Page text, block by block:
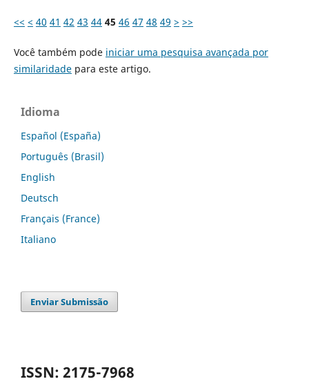
<< < 40 41 42 43 44 45 46 47 48 49 > >>
Você também pode iniciar uma pesquisa avançada por
similaridadepara este artigo.
Idioma
Español (España)
Português (Brasil)
English
Deutsch
Français (France)
Italiano
Enviar Submissão
ISSN: 2175-7968